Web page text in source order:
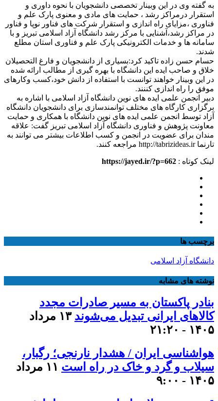
به گفته وی در این وبینار تخصصی دانشجویان با نحوه داوری و
استقرار درمراکز رشد ‏، حمایت های مادی و معنوی پارک علم و
فناوری ،مزایای راه اندازی و استقرار شرکت های فناور نوپا و فناور
در مراکز رشد،آشنایی با مرکز رشد دانشگاه آزاد اسلامی تبریز و با
سامانه ها و خدمات الکترونیکی پارک علم و فناوری استان مطلع
شدند.
حسام حسن زاده تاکید کرد:بسیاری از دانشجویان و فارغ التحصیلان
خلاق و صاحب ایده این دانشگاه با بهره گیری از مطالب ارائه شده
در این وبینار خواهند توانست با استفاده از دانش خود،کسب وکارهای
موفق را راه اندازی کننند.
دبیر انجمن علمی ایده های نوین دانشگاه آزاد اسلامی با اشاره به
برگزاری کارگاه های مختلف توانمندسازی برای دانشجویان دانشگاه
آزاد توسط انجمن علمی ایده های نوین دانشگاه با همکاری و حمایت
معاونت پژوهش و فناوری دانشگاه آزاد اسلامی تبریز گفت: علاقه
مندان برای عضویت در انجمن و کسب اطلاعات بیشتر می توانند به
تارنما http://tabrizideas.ir مراجعه کنند.
لینک کوتاه : https://jayed.ir/?p=662
برچسب ها
دانشگاه آزاد اسلامی
نوشته های مشابه
بنادر پاکستان به مسیر صادرات مجدد
کالاهای ایرانی تبدیل می‌شوند
۱۳ مرداد
۱۴۰۵ - ۲۱:۲۰
هواشناسی ایران / هشدار نارنجی؛ رگبار،
سیلاب و گرد و خاک در راه است
۱۱ مرداد
۱۴۰۵ - ۹:۰۰